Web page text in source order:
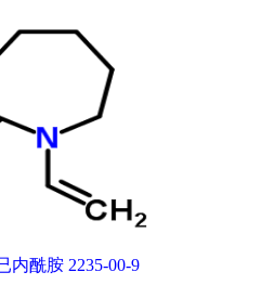
内酰胺 2235-00-9